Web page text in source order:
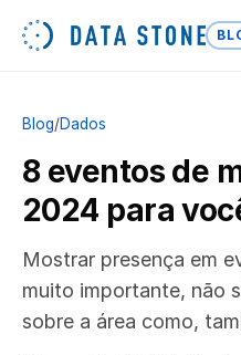
Blog/Dados
8 eventos de
2024 para
Mostrar presença em
muito importante, não
sobre a área como,